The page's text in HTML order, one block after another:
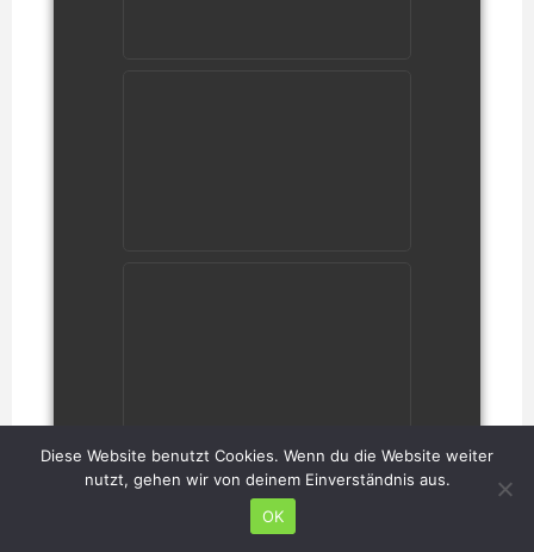
Diese Website benutzt Cookies. Wenn du die Website weiter
nutzt, gehen wir von deinem Einverständnis aus.
OK